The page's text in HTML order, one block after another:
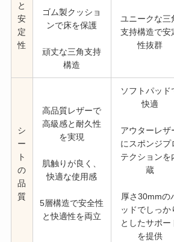
と
安
定
性
ゴム製クッショ
ンで床を保護
頑丈な三角支持
構造
ユニークな三
支持構造で安
性抜群
シ
ー
ト
の
品
質
高品質レザーで
高級感と耐久性
を実現
肌触りが良く、
快適な使用感
5層構造で安全性
と快適性を両立
ソフトパッド
快適
アウターレザ
にスポンジプ
テクションを
蔵
厚さ30mmの
ッドでしっか
としたサポー
を提供